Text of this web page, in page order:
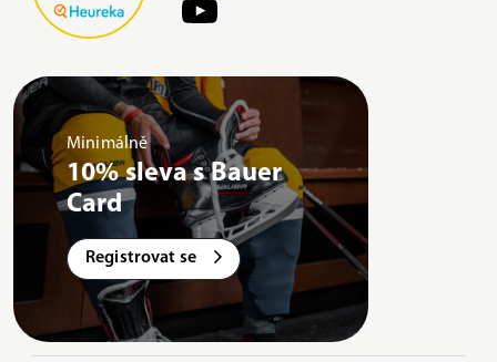
Minimálně
10% sleva s Bauer
Card
Registrovat se